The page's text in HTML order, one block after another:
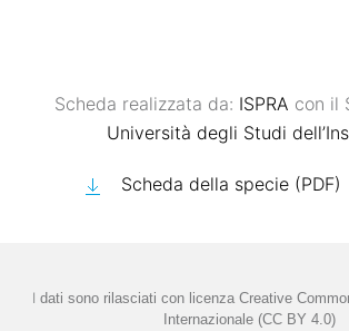
Scheda realizzata da: ISPRA con il
Università degli Studi
Scheda della specie (PDF)
I dati sono rilasciati con licenza Creative
Internazionale (CC BY 4.0)